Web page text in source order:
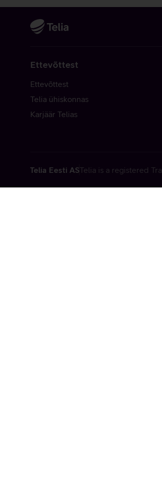
Ettevõttest
Ettevõttest
Telia ühiskonnas
Karjäär Telias
Telia Eesti ASTelia is a registered